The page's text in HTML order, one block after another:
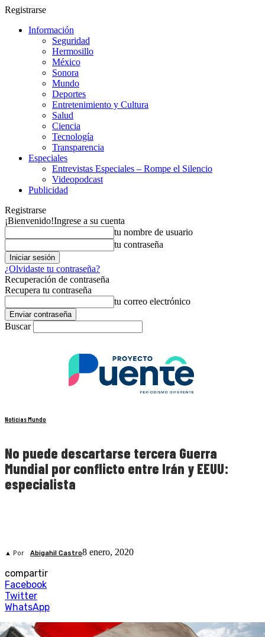
Registrarse
Información
Seguridad
Hermosillo
México
Sonora
Mundo
Deportes
Entretenimiento y Cultura
Salud
Ciencia
Tecnología
Transparencia
Especiales
Entrevistas Especiales – Rompe el Silencio
Videopodcast
Publicidad
Registrarse
¡Bienvenido!Ingrese a su cuenta
tu nombre de usuario
tu contraseña
¿Olvidaste tu contraseña?
Recuperación de contraseña
Recupera tu contraseña
tu correo electrónico
Buscar
Noticias Mundo
No puede descartarse tercera Guerra
Mundial por conflicto entre Irán y EEUU:
especialista
▲ Por Abigahil Castro8 enero, 2020
compartir
Facebook
Twitter
WhatsApp